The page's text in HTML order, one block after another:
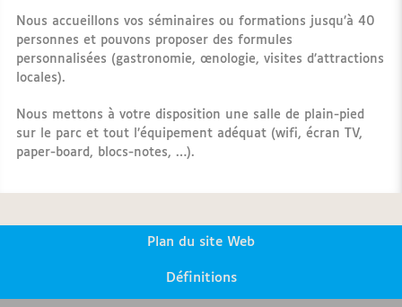
Nous accueillons vos séminaires ou formations jusqu’à 40
personnes et pouvons proposer des formules
personnalisées (gastronomie, œnologie, visites d’attractions
locales).
Nous mettons à votre disposition une salle de plain-pied
sur le parc et tout l’équipement adéquat (wifi, écran TV,
paper-board, blocs-notes, …).
Plan du site Web
Définitions